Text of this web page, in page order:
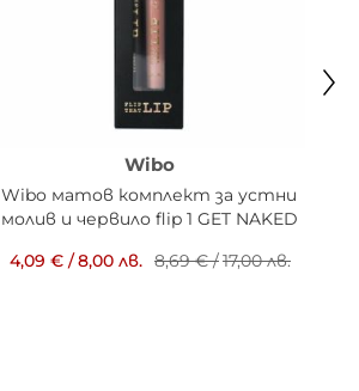
Wibo
Wibo матов комплект за устни
молив и червило flip 1 GET NAKED
4,09 € /8,00 лв. 8,69 €/17,00 лв.